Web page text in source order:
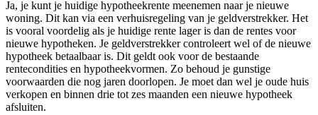
Ja, je kunt je huidige hypotheekrente meenemen naar je nieuwe
woning. Dit kan via een verhuisregeling van je geldverstrekker. Het
is vooral voordelig als je huidige rente lager is dan de rentes voor
nieuwe hypotheken. Je geldverstrekker controleert wel of de nieuwe
hypotheek betaalbaar is. Dit geldt ook voor de bestaande
rentecondities en hypotheekvormen. Zo behoud je gunstige
voorwaarden die nog jaren doorlopen. Je moet dan wel je oude huis
verkopen en binnen drie tot zes maanden een nieuwe hypotheek
afsluiten.